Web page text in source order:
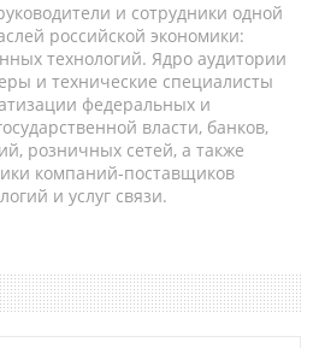
и сотрудники одной
российской экономики:
технологий. Ядро аудитории
и технические специалисты
федеральных и
власти, банков,
розничных сетей, а также
компаний-поставщиков
и услуг связи.